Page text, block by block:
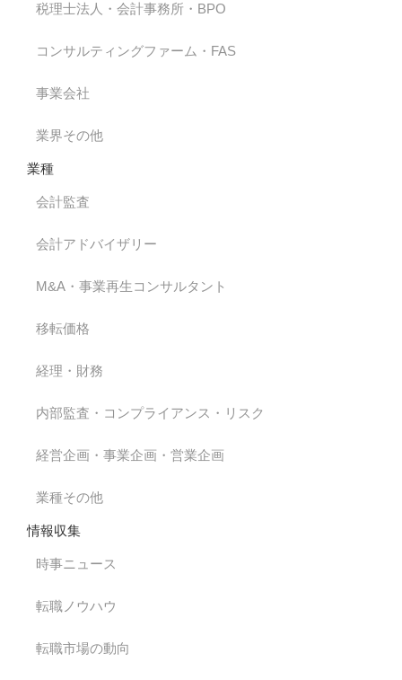
税理士法人・会計事務所・BPO
コンサルティングファーム・FAS
事業会社
業界その他
業種
会計監査
会計アドバイザリー
M&A・事業再生コンサルタント
移転価格
経理・財務
内部監査・コンプライアンス・リスク
経営企画・事業企画・営業企画
業種その他
情報収集
時事ニュース
転職ノウハウ
転職市場の動向